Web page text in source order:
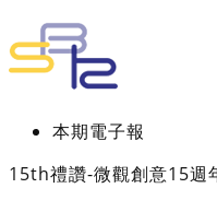
本期電子報
15th禮讚-微觀創意15週